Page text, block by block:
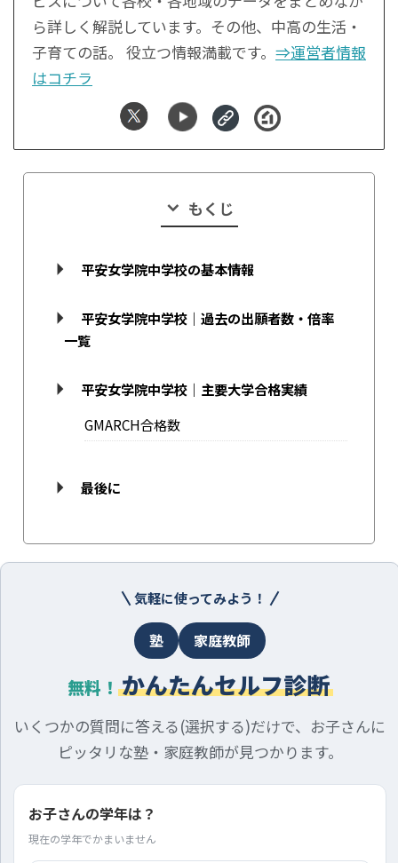
ら詳しく解説しています。その他、中高の生活・
子育ての話。 役立つ情報満載です。 ⇒運営者情報
はコチラ
もくじ
平安女学院中学校の基本情報
平安女学院中学校｜過去の出願者数・倍率
一覧
平安女学院中学校｜主要大学合格実績
GMARCH合格数
最後に
気軽に使ってみよう！
塾 家庭教師
無料！ かんたんセルフ診断
いくつかの質問に答える(選択する)だけで、お子さんに
ピッタリな塾・家庭教師が見つかります。
お子さんの学年は？
現在の学年でかまいません